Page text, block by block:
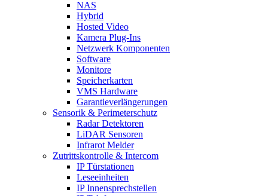
NAS
Hybrid
Hosted Video
Kamera Plug-Ins
Netzwerk Komponenten
Software
Monitore
Speicherkarten
VMS Hardware
Garantieverlängerungen
Sensorik & Perimeterschutz
Radar Detektoren
LiDAR Sensoren
Infrarot Melder
Zutrittskontrolle & Intercom
IP Türstationen
Leseeinheiten
IP Innensprechstellen